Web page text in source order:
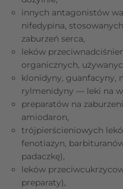
innych antagonistów
nifedypina,
zaburzeń serca,
leków
organicznych,
klonidyny, guanfacyny,
rylmenidyny — leki na
preparatów na
amiodaron,
trójpierścieniowych
fenotiazyn,
padaczkę),
leków
preparaty),